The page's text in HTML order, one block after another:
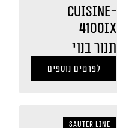
CUISINE-
4100IX
תנור בנוי
לפרטים נוספים
sauter LINE